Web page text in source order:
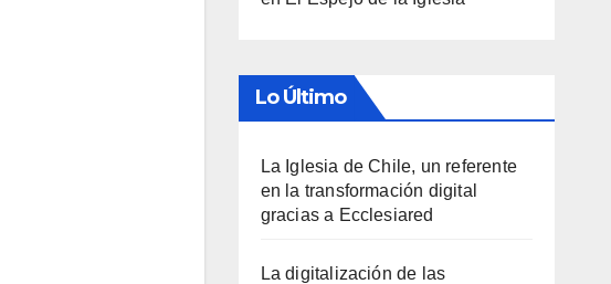
Lo Último
La Iglesia de Chile, un referente
en la transformación digital
gracias a Ecclesiared
La digitalización de las